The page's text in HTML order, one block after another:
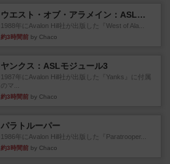
ウエスト・オブ・アラメイン：ASLモジュール5
1988年にAvalon Hill社が出版した『West of Ala...
約3時間前 by Chaco
ヤンクス：ASLモジュール3
1987年にAvalon Hill社が出版した『Yanks』に付属
のマ...
約3時間前 by Chaco
パラトルーパー
1986年にAvalon Hill社が出版した『Paratrooper...
約3時間前 by Chaco